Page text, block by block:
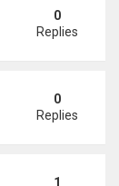
0
Replies
người Mỹ
0
Replies
1